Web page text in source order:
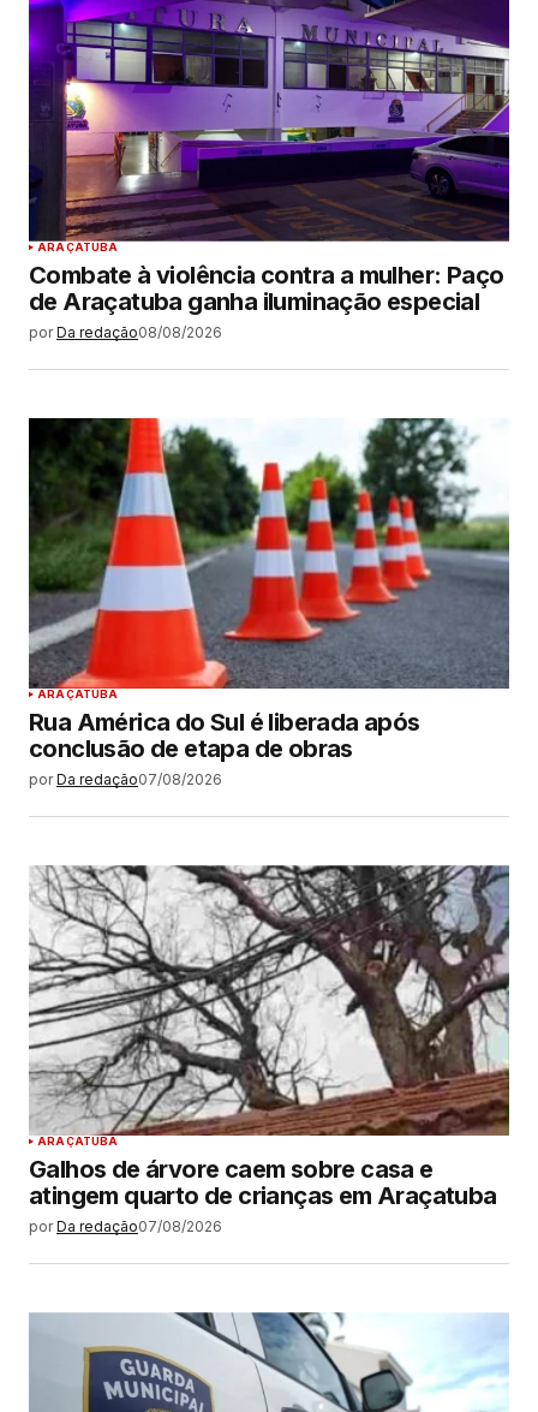
ARAÇATUBA
Combate à violência contra a mulher: Paço
de Araçatuba ganha iluminação especial
por Da redação08/08/2026
ARAÇATUBA
Rua América do Sul é liberada após
conclusão de etapa de obras
por Da redação07/08/2026
ARAÇATUBA
Galhos de árvore caem sobre casa e
atingem quarto de crianças em Araçatuba
por Da redação07/08/2026